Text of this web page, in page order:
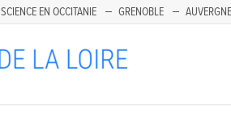
SCIENCE EN OCCITANIE GRENOBLE AUVERGNE